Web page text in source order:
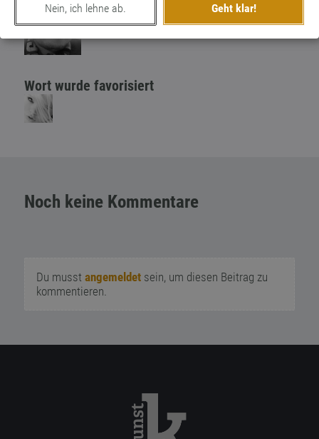
Nein, ich lehne ab. Geht klar!
erschaffen von
friede_nie_gekriegt
am 23. Februar 2020
Wort wurde favorisiert
Noch keine Kommentare
Du musst angemeldetsein, um diesen Beitrag zu
kommentieren.